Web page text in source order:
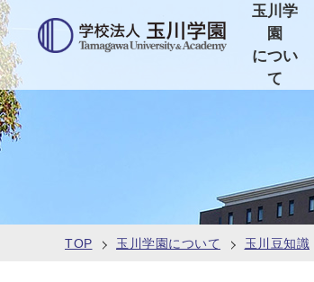
玉川学
園
につい
て
TOP 玉川学園について 玉川豆知識